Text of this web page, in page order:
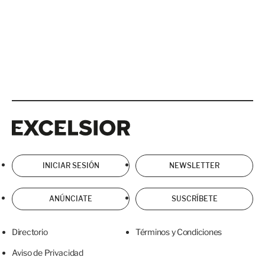
INICIAR SESIÓN NEWSLETTER
ANÚNCIATE SUSCRÍBETE
Directorio Términos y Condiciones
Aviso de Privacidad